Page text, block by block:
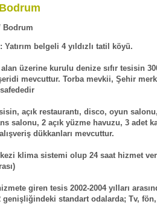
Bodrum
Yatırım belgeli 4 yıldızlı tatil köyü.
alan üzerine kurulu denize sıfır tesisin
mevcuttur. Torba mevkii, Şehir
açık restaurantı, disco, oyun
salonu, 2 açık yüzme havuzu, 3 adet
dükkanları mevcuttur.
klima sistemi olup 24 saat hizmet
giren tesis 2002-2004 yılları
genişliğindeki standart odalarda; Tv,